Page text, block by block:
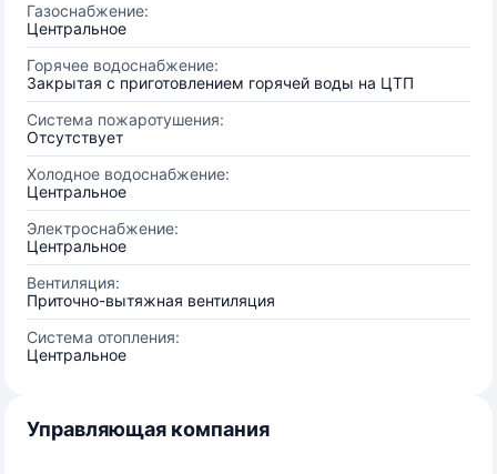
Газоснабжение:
Центральное
Горячее водоснабжение:
Закрытая с приготовлением горячей воды на ЦТП
Система пожаротушения:
Отсутствует
Холодное водоснабжение:
Центральное
Электроснабжение:
Центральное
Вентиляция:
Приточно-вытяжная вентиляция
Система отопления:
Центральное
Управляющая компания